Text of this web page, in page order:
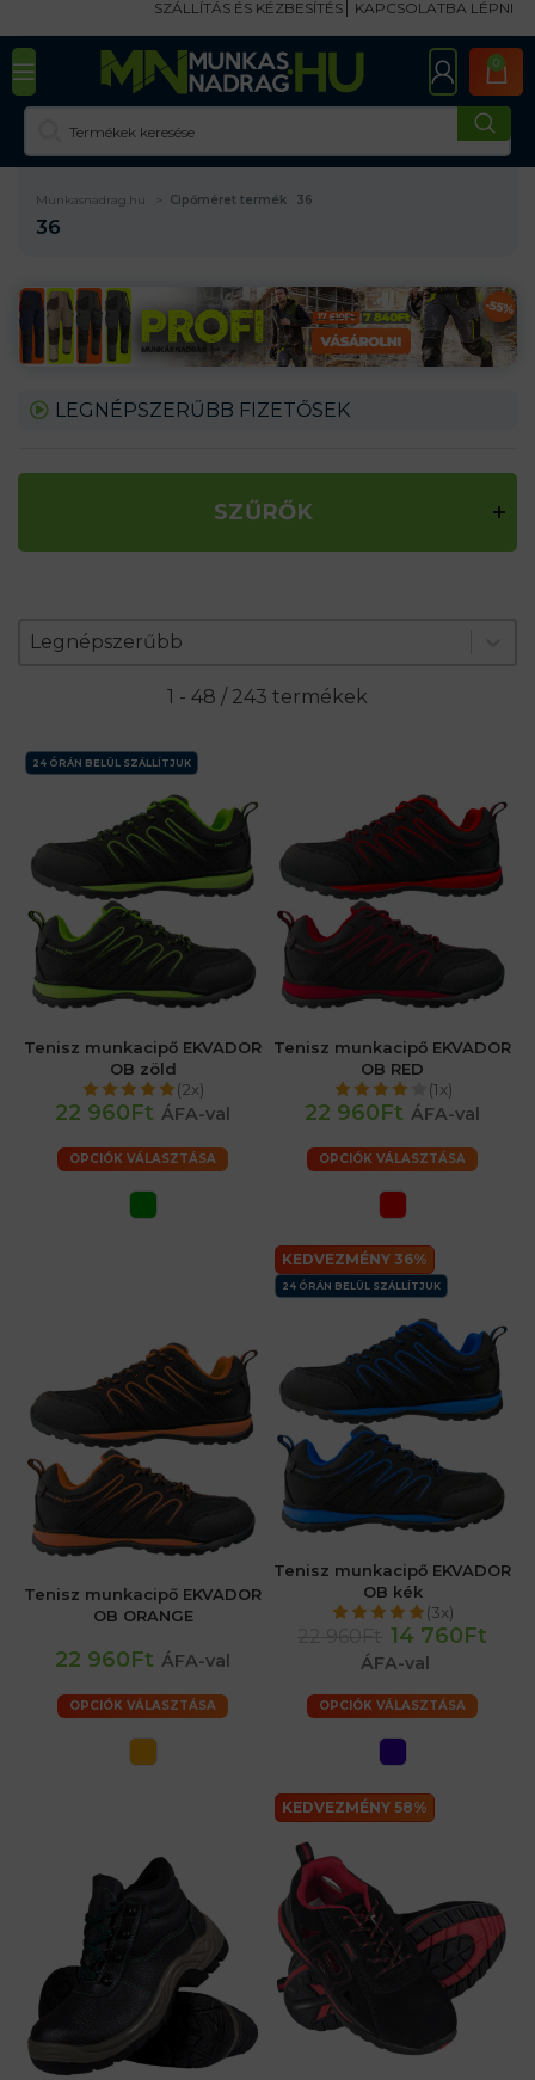
SZÁLLÍTÁS ÉS KÉZBESÍTÉS KAPCSOLATBA LÉPNI
0
Munkasnadrag.hu Cipőméret termék 36
36
LEGNÉPSZERŰBB FIZETŐSEK
SZŰRŐK
Zoradenie produktov
Sort content
Legnépszerűbb
Sort content
1 - 48 / 243 termékek
24 ÓRÁN BELÜL SZÁLLÍTJUK
Tenisz munkacipő EKVADOR
OB zöld
(2x)
22 960Ft ÁFA-val
OPCIÓK VÁLASZTÁSA
Tenisz munkacipő EKVADOR
OB RED
(1x)
22 960Ft ÁFA-val
OPCIÓK VÁLASZTÁSA
Tenisz munkacipő EKVADOR
OB ORANGE
22 960Ft ÁFA-val
OPCIÓK VÁLASZTÁSA
KEDVEZMÉNY 36%
24 ÓRÁN BELÜL SZÁLLÍTJUK
Tenisz munkacipő EKVADOR
OB kék
(3x)
14 760Ft
ÁFA-val
OPCIÓK VÁLASZTÁSA
KEDVEZMÉNY 58%